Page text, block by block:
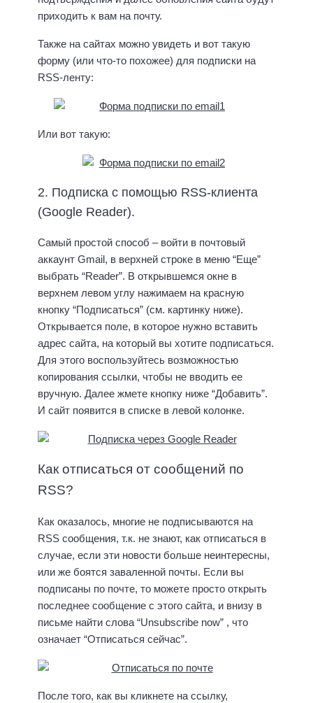
приходить к вам на почту.
Также на сайтах можно увидеть и вот такую
форму (или что-то похожее) для подписки на
RSS-ленту:
Или вот такую:
2. Подписка с помощью RSS-клиента
(Google Reader).
Самый простой способ – войти в почтовый
аккаунт Gmail, в верхней строке в меню “Еще”
выбрать “Reader”. В открывшемся окне в
верхнем левом углу нажимаем на красную
кнопку “Подписаться” (см. картинку ниже).
Открывается поле, в которое нужно вставить
адрес сайта, на который вы хотите подписаться.
Для этого воспользуйтесь возможностью
копирования ссылки, чтобы не вводить ее
вручную. Далее жмете кнопку ниже “Добавить”.
И сайт появится в списке в левой колонке.
Как отписаться от сообщений по
RSS?
Как оказалось, многие не подписываются на
RSS сообщения, т.к. не знают, как отписаться в
случае, если эти новости больше неинтересны,
или же боятся заваленной почты. Если вы
подписаны по почте, то можете просто открыть
последнее сообщение с этого сайта, и внизу в
письме найти слова “Unsubscribe now” , что
означает “Отписаться сейчас”.
Поcле того, как вы кликнете на ссылку,